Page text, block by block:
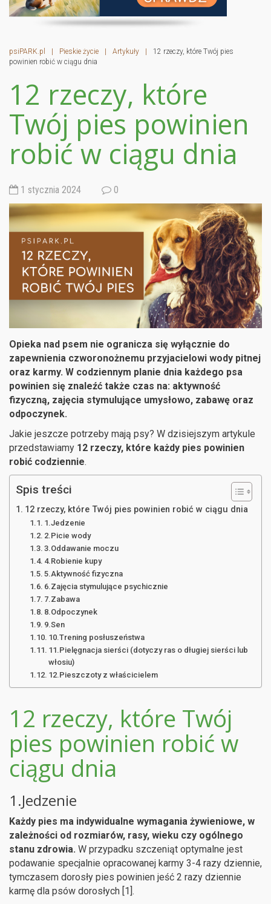
psiPARK.pl | Pieskie życie | Artykuły |
12 rzeczy, które Twój pies
powinien robić w ciągu dnia
12 rzeczy, które
Twój pies powinien
robić w ciągu dnia
1 stycznia 2024 0
Opieka nad psem nie ogranicza się wyłącznie do
zapewnienia czworonożnemu przyjacielowi wody pitnej
oraz karmy. W codziennym planie dnia każdego psa
powinien się znaleźć także czas na: aktywność
fizyczną, zajęcia stymulujące umysłowo, zabawę oraz
odpoczynek.
Jakie jeszcze potrzeby mają psy? W dzisiejszym artykule
przedstawiamy 12 rzeczy, które każdy pies powinien
robić codziennie.
Spis treści
12 rzeczy, które Twój pies powinien robić w ciągu dnia
1.Jedzenie
2.Picie wody
3.Oddawanie moczu
4.Robienie kupy
5.Aktywność fizyczna
6.Zajęcia stymulujące psychicznie
7.Zabawa
8.Odpoczynek
9.Sen
10.Trening posłuszeństwa
11.Pielęgnacja sierści (dotyczy ras o długiej sierści lub
włosiu)
12.Pieszczoty z właścicielem
12 rzeczy, które Twój
pies powinien robić w
ciągu dnia
1.Jedzenie
Każdy pies ma indywidualne wymagania żywieniowe, w
zależności od rozmiarów, rasy, wieku czy ogólnego
stanu zdrowia. W przypadku szczeniąt optymalne jest
podawanie specjalnie opracowanej karmy 3-4 razy dziennie,
tymczasem dorosły pies powinien jeść 2 razy dziennie
karmę dla psów dorosłych [1].